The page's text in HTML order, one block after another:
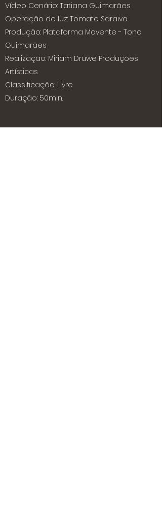
Vídeo Cenário: Tatiana Guimarães
Operação de luz: Tomate Saraiva
Produção: Plataforma Movente - Tono
Guimarães
Realização: Miriam Druwe Produções
Artísticas
Classificação: Livre
Duração: 50min.